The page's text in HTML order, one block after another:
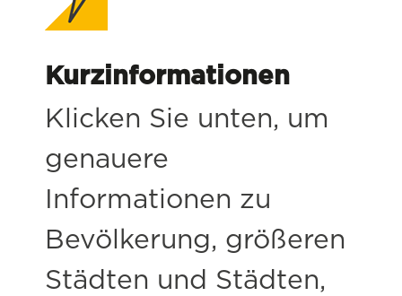
Kurzinformationen
Klicken Sie unten, um
genauere
Informationen zu
Bevölkerung, größeren
Städten und Städten,